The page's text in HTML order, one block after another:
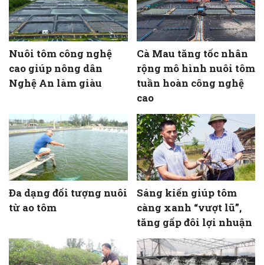
Nuôi tôm công nghệ
cao giúp nông dân
Nghệ An làm giàu
Cà Mau tăng tốc nhân
rộng mô hình nuôi tôm
tuần hoàn công nghệ
cao
Đa dạng đối tượng nuôi
từ ao tôm
Sáng kiến giúp tôm
càng xanh “vượt lũ”,
tăng gấp đôi lợi nhuận